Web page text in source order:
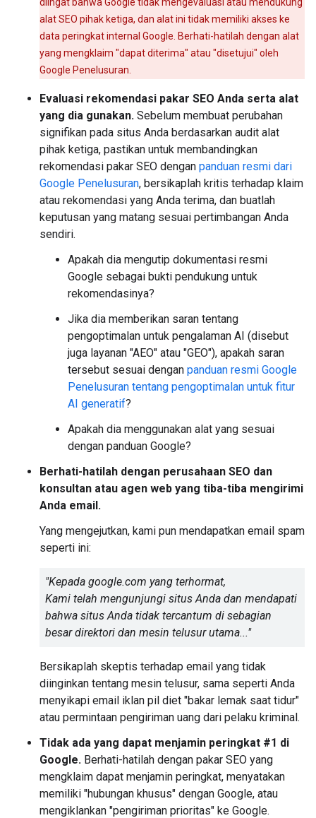
alat SEO pihak ketiga, dan alat ini tidak memiliki akses ke
data peringkat internal Google. Berhati-hatilah dengan alat
yang mengklaim "dapat diterima" atau "disetujui" oleh
Google Penelusuran.
Evaluasi rekomendasi pakar SEO Anda serta alat
yang dia gunakan. Sebelum membuat perubahan
signifikan pada situs Anda berdasarkan audit alat
pihak ketiga, pastikan untuk membandingkan
rekomendasi pakar SEO dengan panduan resmi dari
Google Penelusuran, bersikaplah kritis terhadap klaim
atau rekomendasi yang Anda terima, dan buatlah
keputusan yang matang sesuai pertimbangan Anda
sendiri.
Apakah dia mengutip dokumentasi resmi
Google sebagai bukti pendukung untuk
rekomendasinya?
Jika dia memberikan saran tentang
pengoptimalan untuk pengalaman AI (disebut
juga layanan "AEO" atau "GEO"), apakah saran
tersebut sesuai dengan panduan resmi Google
Penelusuran tentang pengoptimalan untuk fitur
AI generatif?
Apakah dia menggunakan alat yang sesuai
dengan panduan Google?
Berhati-hatilah dengan perusahaan SEO dan
konsultan atau agen web yang tiba-tiba mengirimi
Anda email.
Yang mengejutkan, kami pun mendapatkan email spam
seperti ini:
"Kepada google.com yang terhormat,
Kami telah mengunjungi situs Anda dan mendapati
bahwa situs Anda tidak tercantum di sebagian
besar direktori dan mesin telusur utama..."
Bersikaplah skeptis terhadap email yang tidak
diinginkan tentang mesin telusur, sama seperti Anda
menyikapi email iklan pil diet "bakar lemak saat tidur"
atau permintaan pengiriman uang dari pelaku kriminal.
Tidak ada yang dapat menjamin peringkat #1 di
Google. Berhati-hatilah dengan pakar SEO yang
mengklaim dapat menjamin peringkat, menyatakan
memiliki "hubungan khusus" dengan Google, atau
mengiklankan "pengiriman prioritas" ke Google.